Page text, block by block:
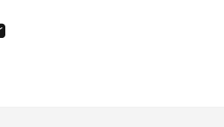
Telegram
en WhatsApp
por correo electrónico